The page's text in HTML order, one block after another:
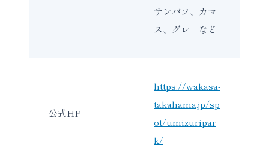
サンバソ、カマ
ス、グレ など
公式HP
https://wakasa-
takahama.jp/sp
ot/umizuripar
k/